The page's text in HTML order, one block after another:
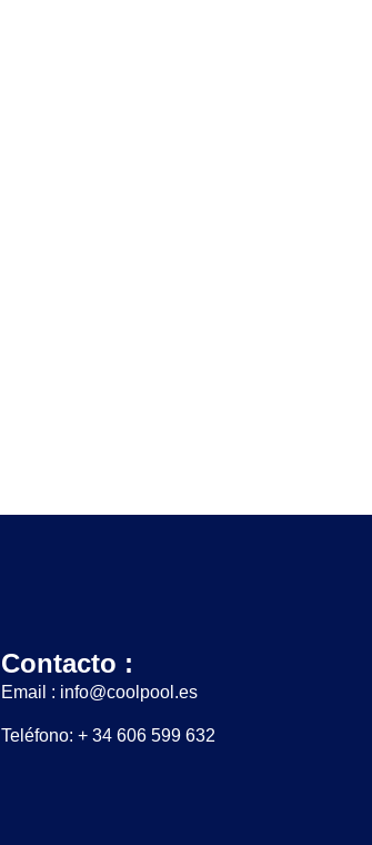
Contacto :
Email : info@coolpool.es
Teléfono: + 34 606 599 632